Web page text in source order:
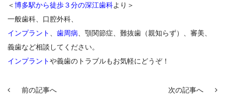
＜博多駅から徒歩３分の深江歯科より＞
一般歯科、口腔外科、
インプラント
歯周病 、顎関節症、難抜歯（親知らず）、審美、
義歯など相談してください。
インプラントや義歯のトラブルもお気軽にどうぞ！
前の記事へ 次の記事へ